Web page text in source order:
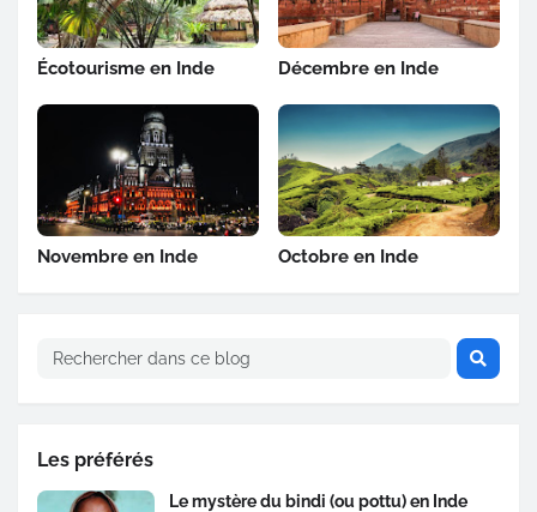
Écotourisme en Inde Décembre en Inde
Novembre en Inde Octobre en Inde
Les préférés
Le mystère du bindi (ou pottu) en Inde